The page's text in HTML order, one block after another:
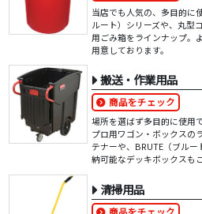
当店でも人気の、多目的に
ルート）シリーズや、丸型
用ごみ箱をラインナップ。
用意しております。
搬送・作業用品
商品をチェック
場所を選ばず多目的に使用
プロ用ワゴン・ボックスの
テナーや、BRUTE（ブル
納可能なデッキボックスも
清掃用品
商品をチェック